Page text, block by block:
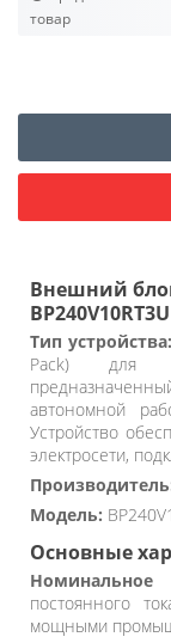
товар
Внешний
BP240V10RT3U
Тип устройства:
Pack) для
автономной
Устройство
электросети,
Модель:
Основные
постоянного
мощными